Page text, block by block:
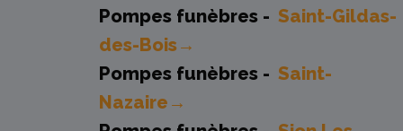
Pompes funèbres - Saint-Gildas-
des-Bois→
Pompes funèbres - Saint-
Nazaire→